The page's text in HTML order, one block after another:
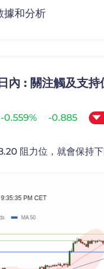
據和分析
內 : 關注觸及支持
-0.559% -0.885
阻力位，就會保持